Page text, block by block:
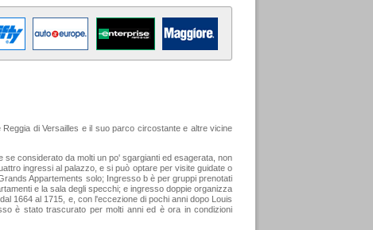
di Versailles e il suo parco circostante e altre vicine
considerato da molti un po' sgargianti ed esagerata, non
ingressi al palazzo, e si può optare per visite guidate o
Appartements solo; Ingresso b è per gruppi prenotati
e la sala degli specchi; e ingresso doppie organizza
1664 al 1715, e, con l'eccezione di pochi anni dopo Louis
è stato trascurato per molti anni ed è ora in condizioni